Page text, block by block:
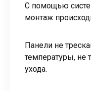
С помощью
монтаж
Панели не
температуры, не
ухода.